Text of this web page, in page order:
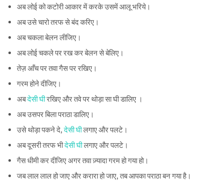
अब लोई को कटोरी आकार में करके उसमें आलू भरिये।
अब उसे चारो तरफ से बंद करिए।
अब चकला बेलन लीजिए।
अब लोई चकले पर रख कर बेलन से बेलिए।
तेज़ आँच पर तवा गैस पर रखिए।
गरम होने दीजिए।
अबदेसी घीरखिए और तवे पर थोड़ा सा घी डालिए ।
अब उसपर बिला पराठा डालिए।
उसे थोड़ा पकने दे,देसी घीलगाए और पलटे।
अब दूसरी तरफ भीदेसी घीलगाए और पलटे।
गैस धीमी कर दीजिए अगर तवा ज़्यादा गरम हो गया हो।
जब लाल लाल हो जाए और करारा हो जाए, तब आपका पराठा बन गया है।